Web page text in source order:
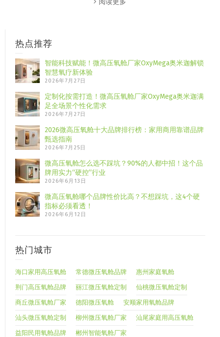
阅读更多
热点推荐
智能科技赋能！微高压氧舱厂家OxyMega奥米迦解锁
智慧氧疗新体验
2026年7月27日
定制化按需打造！微高压氧舱厂家OxyMega奥米迦满
足全场景个性化需求
2026年7月27日
2026微高压氧舱十大品牌排行榜：家用商用靠谱品牌
甄选指南
2026年7月25日
微高压氧舱怎么选不踩坑？90%的人都中招！这个品
牌用实力“硬控”行业
2026年6月13日
微高压氧舱哪个品牌性价比高？不想踩坑，这4个硬
指标必须看透！
2026年6月12日
热门城市
海口家用高压氧舱 常德微压氧舱品牌 惠州家庭氧舱
荆门高压氧舱品牌 丽江微压氧舱定制 仙桃微压氧舱定制
商丘微压氧舱厂家 德阳微压氧舱 安顺家用氧舱品牌
汕头微压氧舱定制 柳州微压氧舱厂家 汕尾家庭用高压氧舱
益阳民用氧舱品牌 郴州智能氧舱厂家